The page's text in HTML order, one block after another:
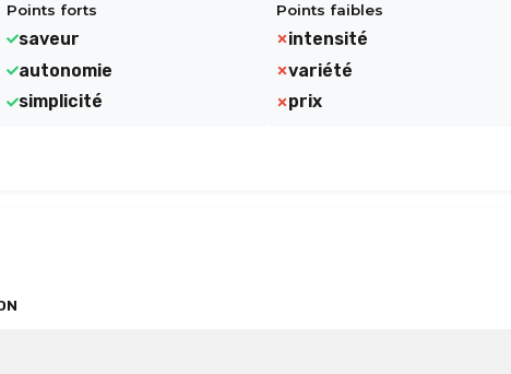
Points forts
saveur
autonomie
simplicité
Points faibles
intensité
variété
prix